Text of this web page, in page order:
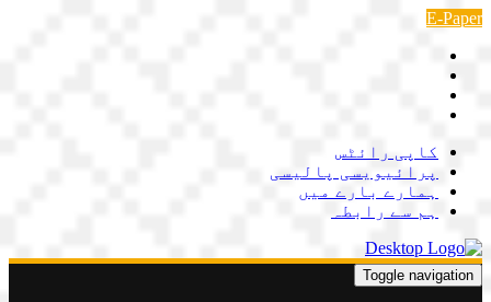
Skip
content
E-Paper
کاپی رائٹس
پرائیویسی پالیسی
ہمارے بارے میں
ہم سے رابطہ
Toggle navigation